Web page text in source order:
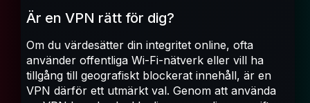
Är en VPN rätt för dig?
Om du värdesätter din integritet online, ofta
använder offentliga Wi-Fi-nätverk eller vill ha
tillgång till geografiskt blockerat innehåll, är en
VPN därför ett utmärkt val. Genom att använda